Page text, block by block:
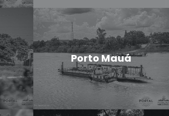
Porto Mauá